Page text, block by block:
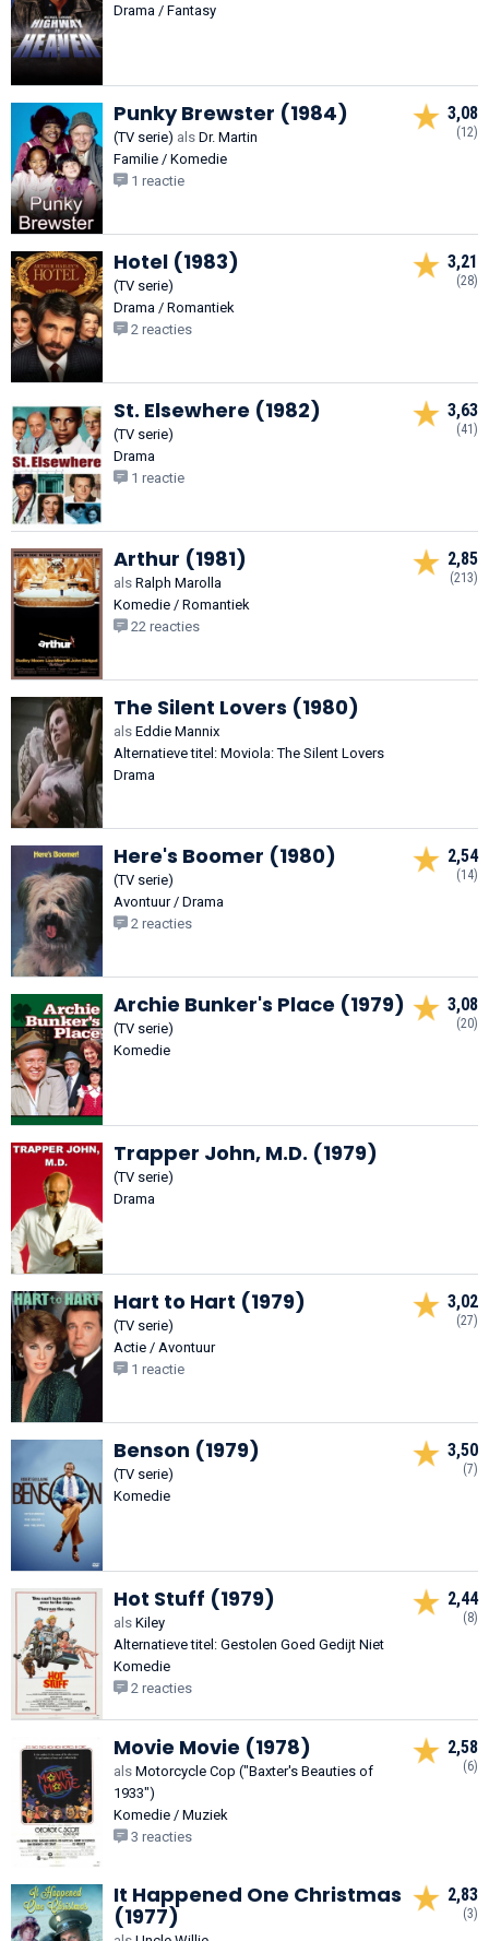
Drama / Fantasy
Punky Brewster (1984)
(TV serie) als Dr. Martin
Familie / Komedie
1 reactie
3,08
(12)
Hotel (1983)
(TV serie)
Drama / Romantiek
2 reacties
3,21
(28)
St. Elsewhere (1982)
(TV serie)
Drama
1 reactie
3,63
(41)
Arthur (1981)
als Ralph Marolla
Komedie / Romantiek
22 reacties
2,85
(213)
The Silent Lovers (1980)
als Eddie Mannix
Alternatieve titel: Moviola: The Silent Lovers
Drama
Here's Boomer (1980)
(TV serie)
Avontuur / Drama
2 reacties
2,54
(14)
Archie Bunker's Place (1979)
(TV serie)
Komedie
3,08
(20)
Trapper John, M.D. (1979)
(TV serie)
Drama
Hart to Hart (1979)
(TV serie)
Actie / Avontuur
1 reactie
3,02
(27)
Benson (1979)
(TV serie)
Komedie
3,50
(7)
Hot Stuff (1979)
als Kiley
Alternatieve titel: Gestolen Goed Gedijt Niet
Komedie
2 reacties
2,44
(8)
Movie Movie (1978)
als Motorcycle Cop ("Baxter's Beauties of
1933")
Komedie / Muziek
3 reacties
2,58
(6)
It Happened One Christmas
(1977)
2,83
(3)